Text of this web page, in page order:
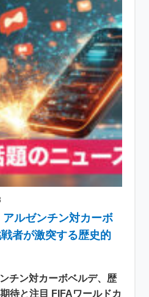
アルゼンチン対カーボ
者が激突する歴史的
チン対カーボベルデ、歴
待と注目 FIFAワールドカ